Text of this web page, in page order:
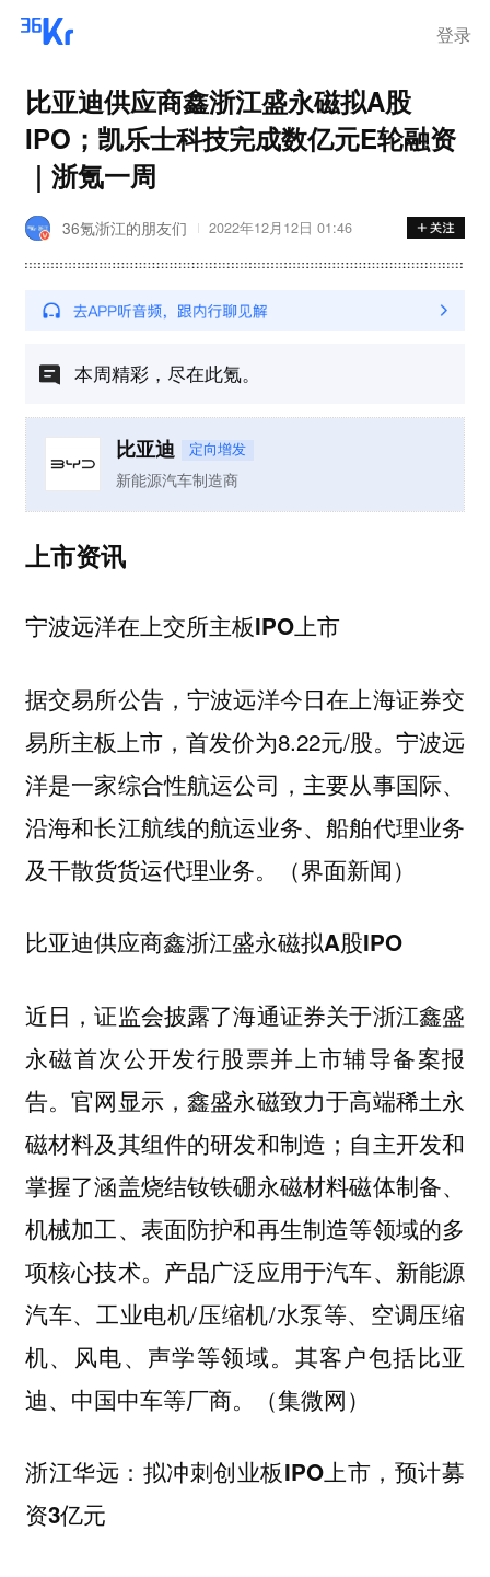
登录
比亚迪供应商鑫浙江盛永磁拟A股
IPO；凯乐士科技完成数亿元E轮融资
｜浙氪一周
36氪浙江的朋友们 2022年12月12日 01:46
本周精彩，尽在此氪。
比亚迪 定向增发
新能源汽车制造商
上市资讯
宁波远洋在上交所主板IPO上市
据交易所公告，宁波远洋今日在上海证券交
易所主板上市，首发价为8.22元/股。宁波远
洋是一家综合性航运公司，主要从事国际、
沿海和长江航线的航运业务、船舶代理业务
及干散货货运代理业务。（界面新闻）
比亚迪供应商鑫浙江盛永磁拟A股IPO
近日，证监会披露了海通证券关于浙江鑫盛
永磁首次公开发行股票并上市辅导备案报
告。官网显示，鑫盛永磁致力于高端稀土永
磁材料及其组件的研发和制造；自主开发和
掌握了涵盖烧结钕铁硼永磁材料磁体制备、
机械加工、表面防护和再生制造等领域的多
项核心技术。产品广泛应用于汽车、新能源
汽车、工业电机/压缩机/水泵等、空调压缩
机、风电、声学等领域。其客户包括比亚
迪、中国中车等厂商。（集微网）
浙江华远：拟冲刺创业板IPO上市，预计募
资3亿元